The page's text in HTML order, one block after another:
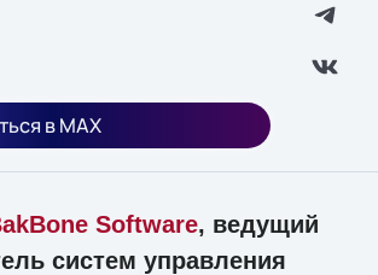
в MAX
Software, ведущий
систем управления